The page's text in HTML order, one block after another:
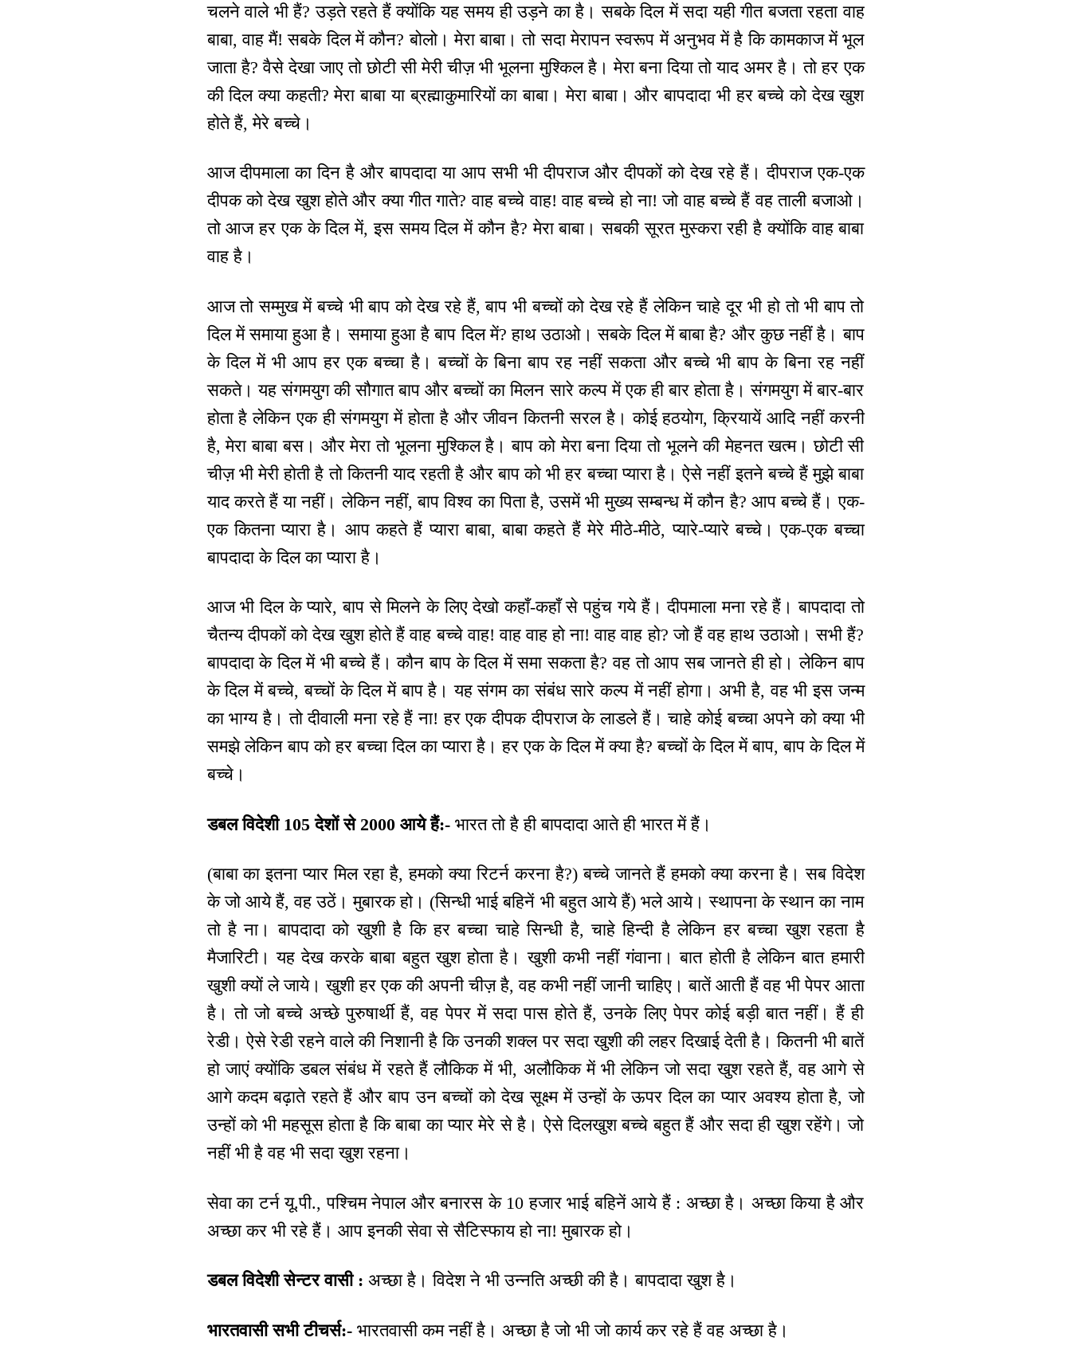
चलने वाले भी हैं? उड़ते रहते हैं क्योंकि यह समय ही उड़ने का है। सबके दिल में सदा यही गीत बजता रहता वाह
बाबा, वाह मैं! सबके दिल में कौन? बोलो। मेरा बाबा। तो सदा मेरापन स्वरूप में अनुभव में है कि कामकाज में भूल
जाता है? वैसे देखा जाए तो छोटी सी मेरी चीज़ भी भूलना मुश्किल है। मेरा बना दिया तो याद अमर है। तो हर एक
की दिल क्या कहती? मेरा बाबा या ब्रह्माकुमारियों का बाबा। मेरा बाबा। और बापदादा भी हर बच्चे को देख खुश
होते हैं, मेरे बच्चे।
आज दीपमाला का दिन है और बापदादा या आप सभी भी दीपराज और दीपकों को देख रहे हैं। दीपराज एक-एक
दीपक को देख खुश होते और क्या गीत गाते? वाह बच्चे वाह! वाह बच्चे हो ना! जो वाह बच्चे हैं वह ताली बजाओ।
तो आज हर एक के दिल में, इस समय दिल में कौन है? मेरा बाबा। सबकी सूरत मुस्करा रही है क्योंकि वाह बाबा
वाह है।
आज तो सम्मुख में बच्चे भी बाप को देख रहे हैं, बाप भी बच्चों को देख रहे हैं लेकिन चाहे दूर भी हो तो भी बाप तो
दिल में समाया हुआ है। समाया हुआ है बाप दिल में? हाथ उठाओ। सबके दिल में बाबा है? और कुछ नहीं है। बाप
के दिल में भी आप हर एक बच्चा है। बच्चों के बिना बाप रह नहीं सकता और बच्चे भी बाप के बिना रह नहीं
सकते। यह संगमयुग की सौगात बाप और बच्चों का मिलन सारे कल्प में एक ही बार होता है। संगमयुग में बार-बार
होता है लेकिन एक ही संगमयुग में होता है और जीवन कितनी सरल है। कोई हठयोग, क्रियायें आदि नहीं करनी
है, मेरा बाबा बस। और मेरा तो भूलना मुश्किल है। बाप को मेरा बना दिया तो भूलने की मेहनत खत्म। छोटी सी
चीज़ भी मेरी होती है तो कितनी याद रहती है और बाप को भी हर बच्चा प्यारा है। ऐसे नहीं इतने बच्चे हैं मुझे बाबा
याद करते हैं या नहीं। लेकिन नहीं, बाप विश्व का पिता है, उसमें भी मुख्य सम्बन्ध में कौन है? आप बच्चे हैं। एक-
एक कितना प्यारा है। आप कहते हैं प्यारा बाबा, बाबा कहते हैं मेरे मीठे-मीठे, प्यारे-प्यारे बच्चे। एक-एक बच्चा
बापदादा के दिल का प्यारा है।
आज भी दिल के प्यारे, बाप से मिलने के लिए देखो कहाँ-कहाँ से पहुंच गये हैं। दीपमाला मना रहे हैं। बापदादा तो
चैतन्य दीपकों को देख खुश होते हैं वाह बच्चे वाह! वाह वाह हो ना! वाह वाह हो? जो हैं वह हाथ उठाओ। सभी हैं?
बापदादा के दिल में भी बच्चे हैं। कौन बाप के दिल में समा सकता है? वह तो आप सब जानते ही हो। लेकिन बाप
के दिल में बच्चे, बच्चों के दिल में बाप है। यह संगम का संबंध सारे कल्प में नहीं होगा। अभी है, वह भी इस जन्म
का भाग्य है। तो दीवाली मना रहे हैं ना! हर एक दीपक दीपराज के लाडले हैं। चाहे कोई बच्चा अपने को क्या भी
समझे लेकिन बाप को हर बच्चा दिल का प्यारा है। हर एक के दिल में क्या है? बच्चों के दिल में बाप, बाप के दिल में
बच्चे।
डबल विदेशी 105 देशों से 2000 आये हैं:-भारत तो है ही बापदादा आते ही भारत में हैं।
(बाबा का इतना प्यार मिल रहा है, हमको क्या रिटर्न करना है?) बच्चे जानते हैं हमको क्या करना है। सब विदेश
के जो आये हैं, वह उठें। मुबारक हो। (सिन्धी भाई बहिनें भी बहुत आये हैं) भले आये। स्थापना के स्थान का नाम
तो है ना। बापदादा को खुशी है कि हर बच्चा चाहे सिन्धी है, चाहे हिन्दी है लेकिन हर बच्चा खुश रहता है
मैजारिटी। यह देख करके बाबा बहुत खुश होता है। खुशी कभी नहीं गंवाना। बात होती है लेकिन बात हमारी
खुशी क्यों ले जाये। खुशी हर एक की अपनी चीज़ है, वह कभी नहीं जानी चाहिए। बातें आती हैं वह भी पेपर आता
है। तो जो बच्चे अच्छे पुरुषार्थी हैं, वह पेपर में सदा पास होते हैं, उनके लिए पेपर कोई बड़ी बात नहीं। हैं ही
रेडी। ऐसे रेडी रहने वाले की निशानी है कि उनकी शक्ल पर सदा खुशी की लहर दिखाई देती है। कितनी भी बातें
हो जाएं क्योंकि डबल संबंध में रहते हैं लौकिक में भी, अलौकिक में भी लेकिन जो सदा खुश रहते हैं, वह आगे से
आगे कदम बढ़ाते रहते हैं और बाप उन बच्चों को देख सूक्ष्म में उन्हों के ऊपर दिल का प्यार अवश्य होता है, जो
उन्हों को भी महसूस होता है कि बाबा का प्यार मेरे से है। ऐसे दिलखुश बच्चे बहुत हैं और सदा ही खुश रहेंगे। जो
नहीं भी है वह भी सदा खुश रहना।
सेवा का टर्न यू.पी., पश्चिम नेपाल और बनारस के 10 हजार भाई बहिनें आये हैं : अच्छा है। अच्छा किया है और
अच्छा कर भी रहे हैं। आप इनकी सेवा से सैटिस्फाय हो ना! मुबारक हो।
डबल विदेशी सेन्टर वासी : अच्छा है। विदेश ने भी उन्नति अच्छी की है। बापदादा खुश है।
भारतवासी सभी टीचर्स:-भारतवासी कम नहीं है। अच्छा है जो भी जो कार्य कर रहे हैं वह अच्छा है।